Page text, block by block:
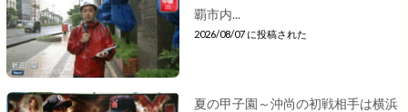
覇市内...
2026/08/07 に投稿された
夏の甲子園～沖尚の初戦相手は横浜